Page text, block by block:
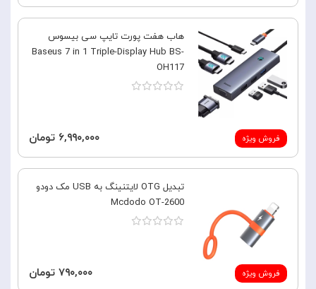
فروش ویژه
هاب هفت پورت تایپ سی بیسوس
Baseus 7 in 1 Triple-Display Hub BS-
OH117
۶,۹۹۰,۰۰۰ تومان
فروش ویژه
تبدیل OTG لایتنینگ به USB مک دودو
Mcdodo OT-2600
۷۹۰,۰۰۰ تومان